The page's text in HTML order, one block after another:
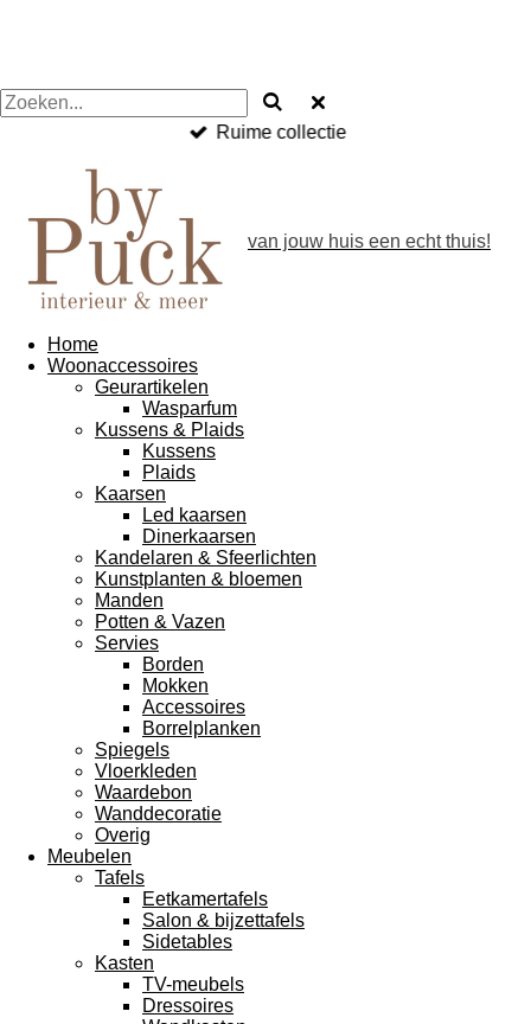
Ruime collectie
van jouw huis een echt thuis!
Home
Woonaccessoires
Geurartikelen
Wasparfum
Kussens & Plaids
Kussens
Plaids
Kaarsen
Led kaarsen
Dinerkaarsen
Kandelaren & Sfeerlichten
Kunstplanten & bloemen
Manden
Potten & Vazen
Servies
Borden
Mokken
Accessoires
Borrelplanken
Spiegels
Vloerkleden
Waardebon
Wanddecoratie
Overig
Meubelen
Tafels
Eetkamertafels
Salon & bijzettafels
Sidetables
Kasten
TV-meubels
Dressoires